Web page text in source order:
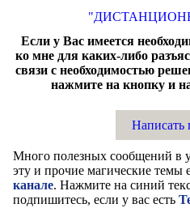
Если у Вас имеется
ко мне для каких-либо
связи с необходимостью
нажмите на кнопку и
Написать
Много полезных сообщений в
эту и прочие магические темы
канале. Нажмите на синий
подпишитесь, если у вас есть